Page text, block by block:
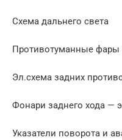
Схема дальнего света
Противотуманные
Эл.схема задних
Фонари заднего хода —
Указатели поворота и